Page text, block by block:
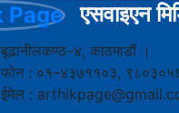
एसवाइएन
बूढानीलकण्ठ–४, काठमाडौं ।
फोन : ०१–४३७११०३,
ईमेल :